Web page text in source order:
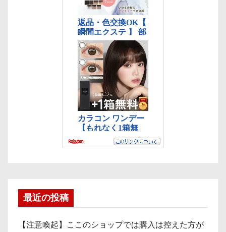
最近の投稿
【注意喚起】ここのショップでは購入は控えた方が